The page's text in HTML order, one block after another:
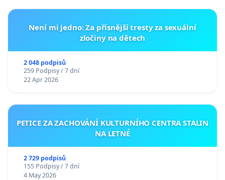
Není mi jedno: Za přísnější tresty za sexuální
zločiny na dětech
2 048 podpisů
259 Podpisy / 7 dní
22 Apr 2026
PETICE ZA ZACHOVÁNÍ KULTURNÍHO CENTRA STALIN
NA LETNÉ
2 729 podpisů
155 Podpisy / 7 dní
4 May 2026